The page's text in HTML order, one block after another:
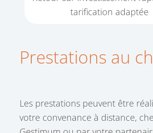
tarification adaptée
Prestations au
Les prestations peuvent être
votre convenance à distance,